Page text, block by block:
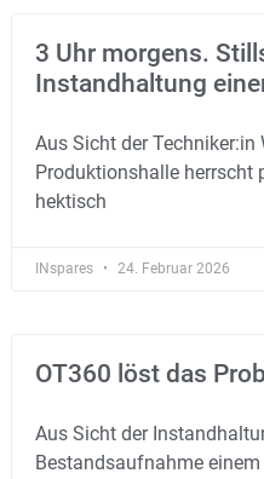
3 Uhr morgens.
Instandhaltung
Aus Sicht der Techniker:in
Produktionshalle herrscht
hektisch
INspares 24. Februar 2026
OT360 löst das
Aus Sicht der
Bestandsaufnahme